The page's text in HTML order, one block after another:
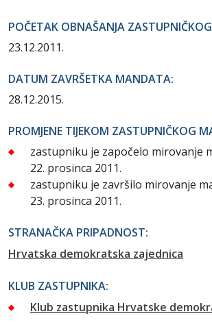
POČETAK OBNAŠANJA
23.12.2011.
DATUM ZAVRŠETKA MANDATA:
28.12.2015.
PROMJENE TIJEKOM ZASTUPNIČKOG
zastupniku je započelo mirovanje
22. prosinca 2011.
zastupniku je završilo mirovanje
23. prosinca 2011.
STRANAČKA PRIPADNOST:
Hrvatska demokratska zajednica
KLUB ZASTUPNIKA:
Klub zastupnika Hrvatske